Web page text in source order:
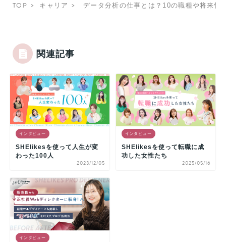
TOP キャリア データ分析の仕事とは？10の職種や将来性
関連記事
インタビュー
SHElikesを使って人生が変
わった100人
2023/12/05
インタビュー
SHElikesを使って転職に成
功した女性たち
2025/05/16
インタビュー